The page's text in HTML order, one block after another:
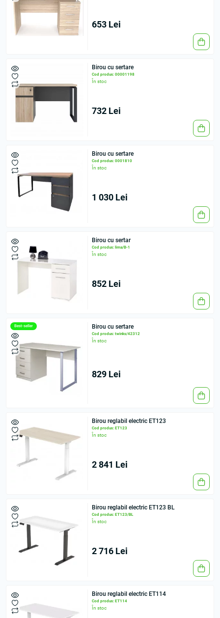
653 Lei
Birou cu sertare
Cod produs: 00001198
În stoc
732 Lei
Birou cu sertare
Cod produs: 0001810
În stoc
1 030 Lei
Birou cu sertar
Cod produs: lima/B-1
În stoc
852 Lei
Best-seller Birou cu sertare
Cod produs: twinks/42312
În stoc
829 Lei
Birou reglabil electric ET123
Cod produs: ET123
În stoc
2 841 Lei
Birou reglabil electric ET123 BL
Cod produs: ET123/BL
În stoc
2 716 Lei
Birou reglabil electric ET114
Cod produs: ET114
În stoc